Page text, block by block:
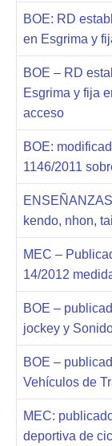
BOE: RD
en Esgrima y
BOE – RD
Esgrima y fija
acceso
BOE:
1146/2011
kendo, nhon,
MEC –
14/2012
BOE –
jockey y
BOE –
Vehículos de
MEC:
deportiva de